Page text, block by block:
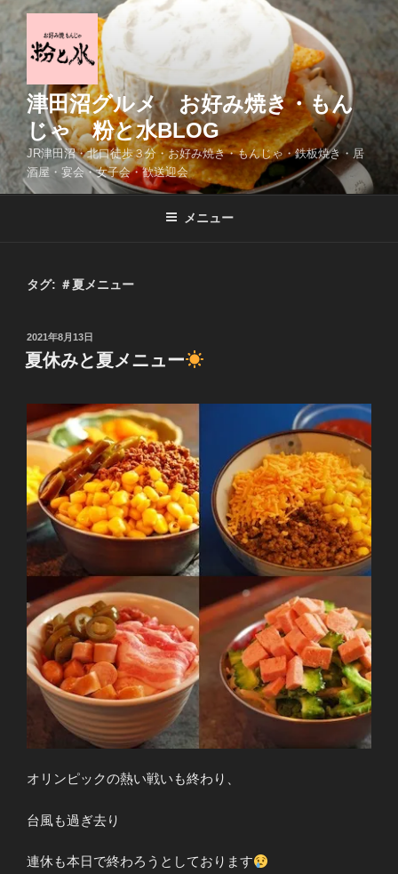
コ
テ
ン
ツ
ス
キ
ッ
津田沼グルメ お好み焼き・もん
じゃ 粉と水BLOG
JR津田沼・北口徒歩３分・お好み焼き・もんじゃ・鉄板焼き・居
酒屋・宴会・女子会・歓送迎会
メニュー
タグ: ＃夏メニュー
投
稿
日:
2021年8月13日
夏休みと夏メニュー
オリンピックの熱い戦いも終わり、
台風も過ぎ去り
連休も本日で終わろうとしております